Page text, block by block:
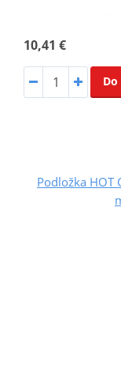
10,41 €
Podložka HOT